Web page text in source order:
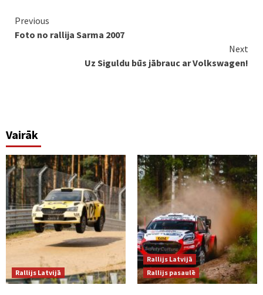
Continue
Reading
Previous
Foto no rallija Sarma 2007
Next
Uz Siguldu būs jābrauc ar Volkswagen!
Vairāk
Rallijs Latvijā
Rallijs Latvijā
Rallijs pasaulē